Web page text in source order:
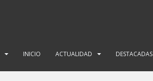
INICIO ACTUALIDAD DESTACADAS